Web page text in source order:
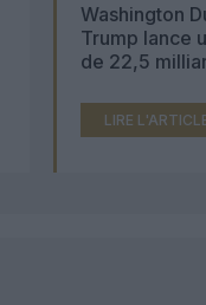
Washington
Trump lance
de 22,5
LIRE